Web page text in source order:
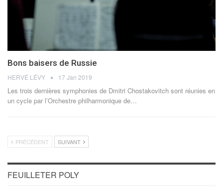
Bons baisers de Russie
HERVÉ LÉVY 17 Jan 2019
Les trois dernières symphonies de Dmitri Chostakovitch sont réunies en
un cycle par l’Orchestre philharmonique de…
PRÉCÉDENT SUIVANT
FEUILLETER POLY